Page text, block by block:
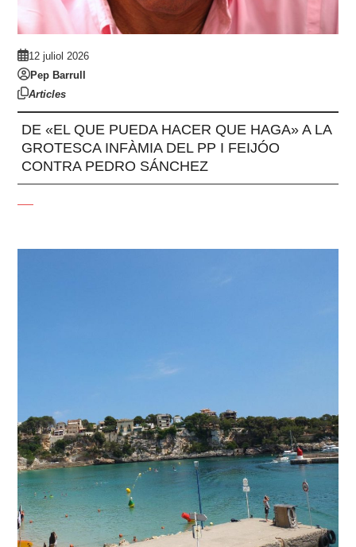
12 juliol 2026
Pep Barrull
Articles
DE «EL QUE PUEDA HACER QUE HAGA» A LA
GROTESCA INFÀMIA DEL PP I FEIJÓO
CONTRA PEDRO SÁNCHEZ